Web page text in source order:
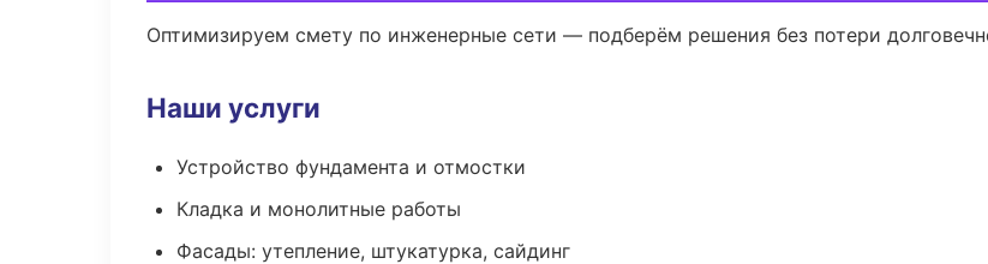
Оптимизируем смету по инженерные сети — подберём решения без потери
Наши услуги
Устройство фундамента и отмостки
Кладка и монолитные работы
Фасады: утепление, штукатурка, сайдинг